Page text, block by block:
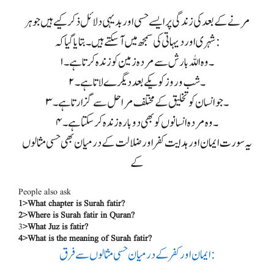
مرنے کے بعد کی زندگی پر ایسے حسی اور بدیہی دلائل ذکر کیے ہیں جو ہر
شہری اور دیہاتی کی سمجھ میں آ سکتے ہیں۔ بتایا گیا کہ:
۱۔ وہ اللہ بارش سے مردہ زمین کو زندہ کرتا ہے۔
۲۔ شب و روز کو یکے بعد دیگرے لاتا ہے۔
۳۔ جوانسان کو تخلیق کے مختلف مراحل سے گزارتا ہے۔
۴۔ وہ مردہ انسانوں کو بھی دوبارہ زندہ کرسکتا ہے۔
یہ سورت ایمان اور ہدایت کفر اور ضلالت کے درمیان بھی حسی مثالوں
کے
People also ask
1>What chapter is Surah fatir?
2>Where is Surah fatir in Quran?
3>What Juz is fatir?
4>What is the meaning of Surah fatir?
ایمان اور کفر کے درمیان حسی مثالوں سے فرق: